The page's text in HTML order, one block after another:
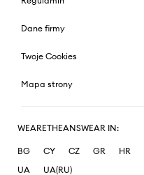
Dane firmy
Twoje Cookies
Mapa strony
WEARETHEANSWEAR IN:
BG CY CZ GR HR
UA
UA(RU)